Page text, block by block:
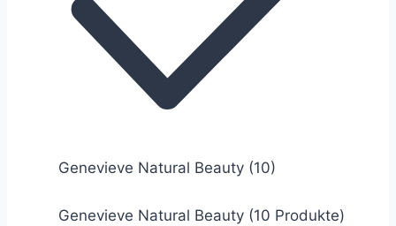
Genevieve Natural Beauty (10)
Genevieve Natural Beauty (10 Produkte)